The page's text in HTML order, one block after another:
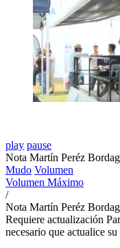
play pause
Nota Martín Peréz
Mudo Volumen
Volumen Máximo
/
Nota Martín Peréz
Requiere actualización
necesario que actualice